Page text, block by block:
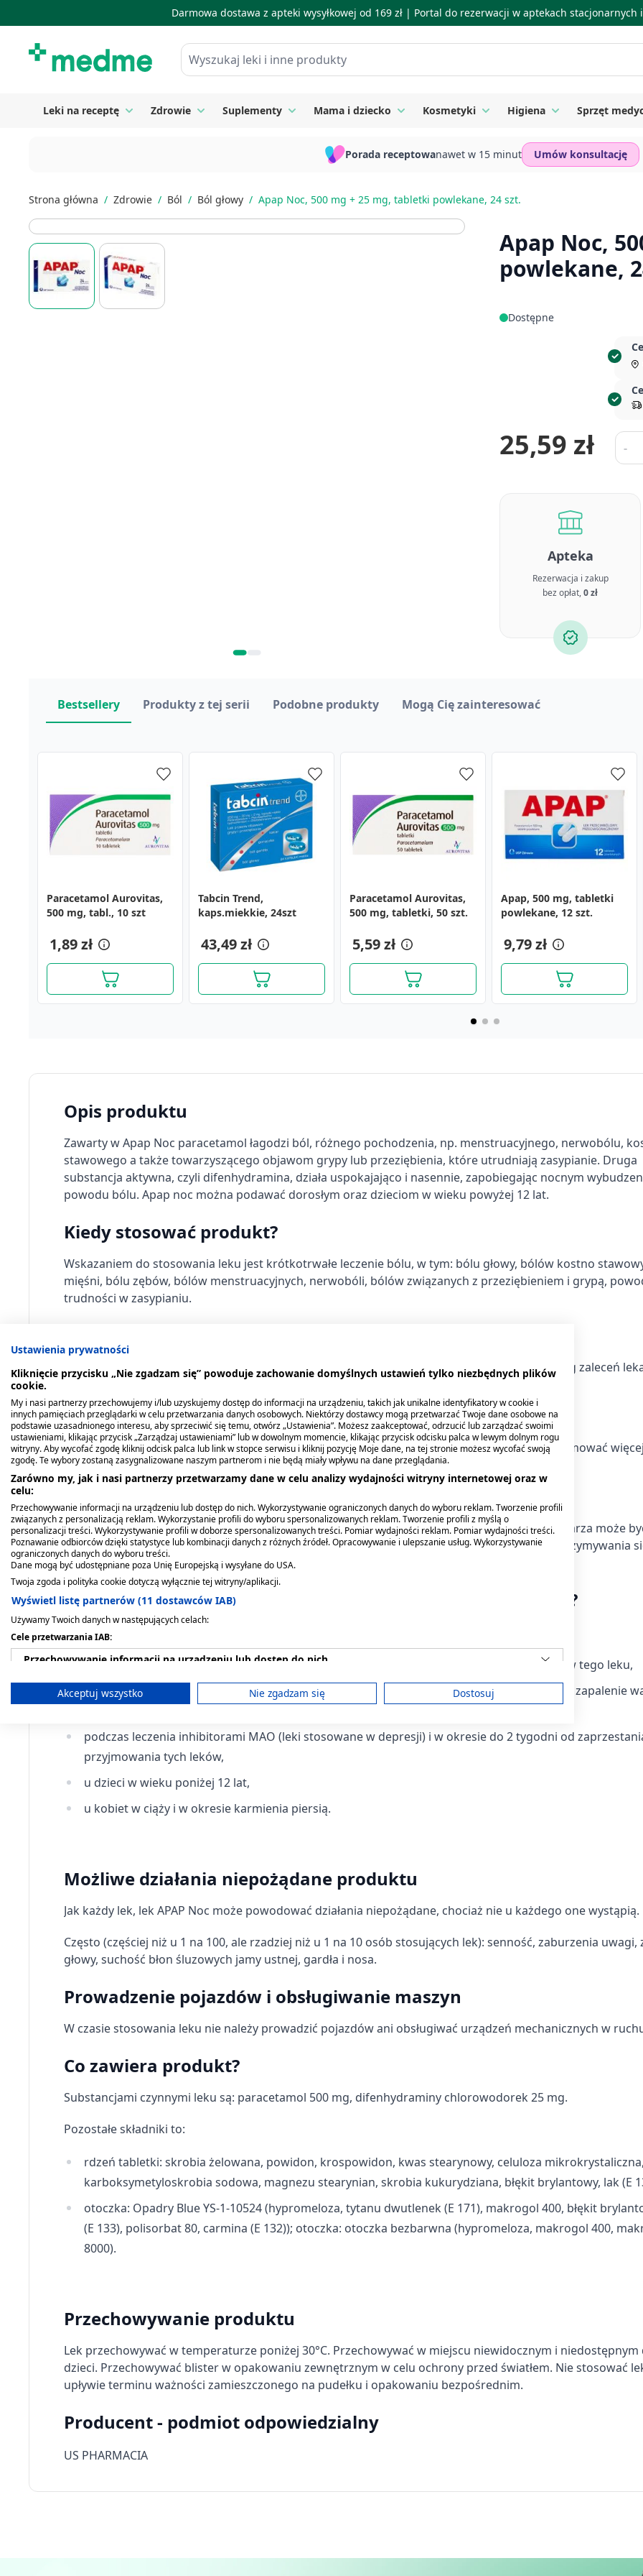
Darmowa dostawa z apteki wysyłkowej od 169 zł | Portal do rezerwacji w aptekach stacjonarnych
Wyszukaj leki i inne produkty
Leki na receptę Toggle submenu for Leki na receptę
Zdrowie Toggle submenu for Zdrowie
Suplementy Toggle submenu for Suplementy
Mama i dziecko Toggle submenu for Mama i dziecko
Kosmetyki Toggle submenu for Kosmetyki
Higiena Toggle submenu
Sprzęt
Porada receptowanawet w 15 minut Umów konsultację
Strona główna / Zdrowie / Ból / Ból głowy / Apap Noc, 500 mg + 25 mg, tabletki powlekane, 24 szt.
Apap Noc,
powlekane,
Dostępne
25,59 zł -
Ilość
Apteka
Rezerwacja i zakup
bez opłat,0 zł
Paracetamol Aurovitas,
500 mg, tabl., 10 szt
1,89 zł
Tabcin Trend,
kaps.miekkie, 24szt
43,49 zł
Paracetamol Aurovitas,
500 mg, tabletki, 50 szt.
5,59 zł
Apap, 500 mg, tabletki
powlekane, 12 szt.
9,79 zł
Bestsellery Produkty z tej serii Podobne produkty Mogą Cię zainteresować
Apap migrena, 250 mg +
250 mg + 65 mg, tabletki
powlekane, 10 szt.
22,79 zł
Apap, 500 mg, tabletki
powlekane, 24 szt.
16,99 zł
10 szt.
12,29 zł
24 szt.
24,79 zł
Apap Extra, 500 mg + 65
mg, tabletki powlekane,
24,79 zł
Metafen, tabletki, 10 szt.
11,59 zł
Apap Extra, 500 mg + 65
mg, tabletki powlekane,
41,59 zł
Kompres żelowy,
zimno/ciepło, 12 x 18 cm
Isla-Moos, pastylki do
ssania, 30 szt.
Kompres żelowy,
zimno/ciepło, 20 x 18 cm
Isla-Mint, pastylki do
ssania, 30 szt.
Opis produktu
Zawarty w Apap Noc paracetamol łagodzi ból, różnego pochodzenia, np. menstruacyjnego, nerwobólu,
stawowego a także towarzyszącego objawom grypy lub przeziębienia, które utrudniają zasypianie. Druga
substancja aktywna, czyli difenhydramina, działa uspokajająco i nasennie, zapobiegając nocnym
powodu bólu. Apap noc można podawać dorosłym oraz dzieciom w wieku powyżej 12 lat.
Kiedy stosować produkt?
Wskazaniem do stosowania leku jest krótkotrwałe leczenie bólu, w tym: bólu głowy, bólów kostno
mięśni, bólu zębów, bólów menstruacyjnych, nerwobóli, bólów związanych z przeziębieniem i grypą,
trudności w zasypianiu.
Ten lek należy zawsze stosować dokładnie tak, jak to opisano w ulotce dla pacjenta lub według zaleceń
farmaceuty. W razie wątpliwości należy zwrócić się do lekarza lub farmaceuty.
Dorośli i dzieci w wieku powyżej 12 lat: Stosować wyłącznie przed snem.
Dorośli i młodzież w wieku od 16 lat: 1 lub 2 tabletki na 30 minut przed snem. Nie należy przyjmować
tabletki przed snem.
Nie należy przyjmować dawki większej niż zalecana. Długotrwałe stosowanie bez nadzoru lekarza może
szkodliwe. Nie należy stosować leku dłużej niż 7 dni bez porozumienia z lekarzem. W razie utrzymywania
objawów należy skontaktować się z lekarzem.
Przeciwwskazania. Kto nie powinien przyjmować produktu?
Nie stosować leku APAP Noc:
jeśli pacjent ma uczulenie na substancje czynne lub którykolwiek z pozostałych składników tego leku,
jeśli występują następujące schorzenia: ciężka niewydolność wątroby lub nerek, wirusowe zapalenie
podczas leczenia inhibitorami MAO (leki stosowane w depresji) i w okresie do 2 tygodni od
przyjmowania tych leków,
u dzieci w wieku poniżej 12 lat,
u kobiet w ciąży i w okresie karmienia piersią.
Możliwe działania niepożądane produktu
Jak każdy lek, lek APAP Noc może powodować działania niepożądane, chociaż nie u każdego one wystąpią.
Często (częściej niż u 1 na 100, ale rzadziej niż u 1 na 10 osób stosujących lek): senność, zaburzenia
głowy, suchość błon śluzowych jamy ustnej, gardła i nosa.
Prowadzenie pojazdów i obsługiwanie maszyn
W czasie stosowania leku nie należy prowadzić pojazdów ani obsługiwać urządzeń mechanicznych w
Co zawiera produkt?
Substancjami czynnymi leku są: paracetamol 500 mg, difenhydraminy chlorowodorek 25 mg.
Pozostałe składniki to:
rdzeń tabletki: skrobia żelowana, powidon, krospowidon, kwas stearynowy, celuloza mikrokrystaliczna,
karboksymetyloskrobia sodowa, magnezu stearynian, skrobia kukurydziana, błękit brylantowy, lak (E
otoczka: Opadry Blue YS-1-10524 (hypromeloza, tytanu dwutlenek (E 171), makrogol 400, błękit
(E 133), polisorbat 80, carmina (E 132)); otoczka: otoczka bezbarwna (hypromeloza, makrogol 400,
8000).
Przechowywanie produktu
Lek przechowywać w temperaturze poniżej 30°C. Przechowywać w miejscu niewidocznym i niedostępnym
dzieci. Przechowywać blister w opakowaniu zewnętrznym w celu ochrony przed światłem. Nie stosować
upływie terminu ważności zamieszczonego na pudełku i opakowaniu bezpośrednim.
Producent - podmiot odpowiedzialny
US PHARMACIA
Ustawienia prywatności
Kliknięcie przycisku „Nie zgadzam się” powoduje zachowanie domyślnych ustawień tylko niezbędnych plików
cookie.
My i nasi partnerzy przechowujemy i/lub uzyskujemy dostęp do informacji na urządzeniu, takich jak unikalne identyfikatory w cookie i
innych pamięciach przeglądarki w celu przetwarzania danych osobowych. Niektórzy dostawcy mogą przetwarzać Twoje dane osobowe na
podstawie uzasadnionego interesu, aby sprzeciwić się temu, otwórz „Ustawienia”. Możesz zaakceptować, odrzucić lub zarządzać swoimi
ustawieniami, klikając przycisk „Zarządzaj ustawieniami” lub w dowolnym momencie, klikając przycisk odcisku palca w lewym dolnym rogu
witryny. Aby wycofać zgodę kliknij odcisk palca lub link w stopce serwisu i kliknij pozycję Moje dane, na tej stronie możesz wycofać swoją
zgodę. Te wybory zostaną zasygnalizowane naszym partnerom i nie będą miały wpływu na dane przeglądania.
Zarówno my, jak i nasi partnerzy przetwarzamy dane w celu analizy wydajności witryny internetowej oraz w
celu:
Przechowywanie informacji na urządzeniu lub dostęp do nich. Wykorzystywanie ograniczonych danych do wyboru reklam. Tworzenie profili
związanych z personalizacją reklam. Wykorzystanie profili do wyboru spersonalizowanych reklam. Tworzenie profili z myślą o
personalizacji treści. Wykorzystywanie profili w doborze spersonalizowanych treści. Pomiar wydajności reklam. Pomiar wydajności treści.
Poznawanie odbiorców dzięki statystyce lub kombinacji danych z różnych źródeł. Opracowywanie i ulepszanie usług. Wykorzystywanie
ograniczonych danych do wyboru treści.
Dane mogą być udostępniane poza Unię Europejską i wysyłane do USA.
Twoja zgoda i polityka cookie dotyczą wyłącznie tej witryny/aplikacji.
Wyświetl listę partnerów (11 dostawców IAB)
Używamy Twoich danych w następujących celach:
Cele przetwarzania IAB:
Przechowywanie informacji na urządzeniu lub dostęp do nich
Wykorzystywanie ograniczonych danych do wyboru reklam
Wykorzystanie profili do wyboru spersonalizowanych reklam
Tworzenie profili w celu personalizacji treści
Wykorzystywanie profili w celu doboru spersonalizowanych treści
Wykorzystywanie ograniczonych danych do wyboru treści
Użycie dokładnych danych geolokalizacyjnych
Identyfikowanie urządzeń na podstawie aktywnie żądanych informacji
Niezbędne
Wydajność (Performance)
Reklama / śledzenie
Akceptuj wszystko Nie zgadzam się Dostosuj